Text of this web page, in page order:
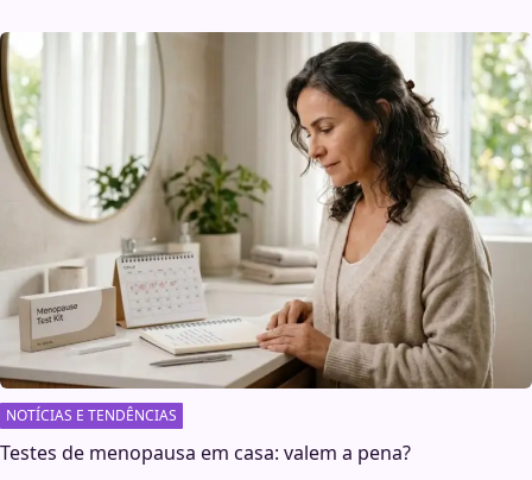
NOTÍCIAS E TENDÊNCIAS
Testes de menopausa em casa: valem a pena?